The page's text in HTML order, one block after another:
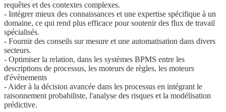
requêtes et des contextes complexes.
- Intégrer mieux des connaissances et une expertise spécifique à un
domaine, ce qui rend plus efficace pour soutenir des flux de travail
spécialisés.
- Fournir des conseils sur mesure et une automatisation dans divers
secteurs.
- Optimiser la relation, dans les systèmes BPMS entre les
descriptions de processus, les moteurs de règles, les moteurs
d'évènements
- Aider à la décision avancée dans les processus en intégrant le
raisonnement probabiliste, l'analyse des risques et la modélisation
prédictive.